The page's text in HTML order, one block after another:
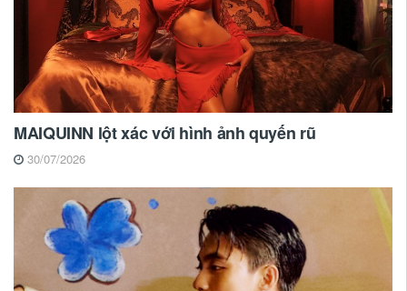
MAIQUINN lột xác với hình ảnh quyến rũ
30/07/2026